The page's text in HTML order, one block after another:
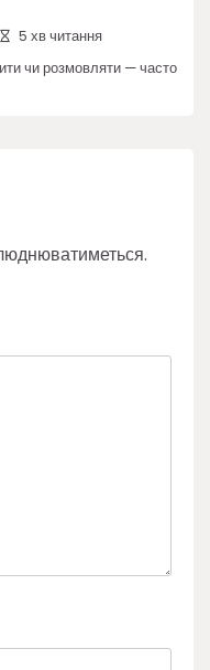
5 хв читання
чи розмовляти — часто